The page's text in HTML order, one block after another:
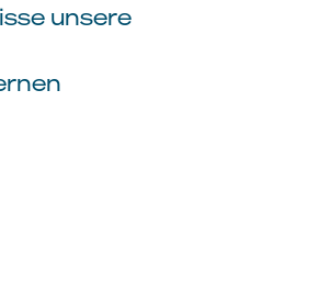
unsere